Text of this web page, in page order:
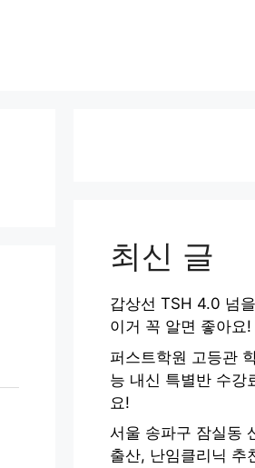
최신 글
갑상선 TSH 4.0 넘
이거 꼭 알면 좋아요!
퍼스트학원 고등관
능 내신 특별반 수강
요!
서울 송파구 잠실동
출산, 난임클리닉 추